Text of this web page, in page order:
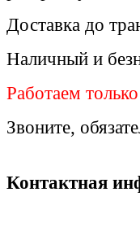
Доставка до
Наличный и
Работаем
Звоните,
Контактная